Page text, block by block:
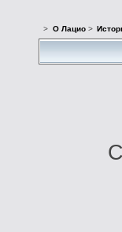
> О Лацио>